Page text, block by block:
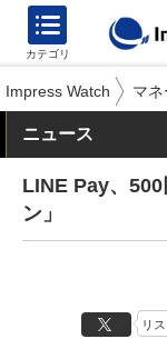
カテゴリ
Impress Watch マネ
ニュース
LINE Pay、
ン」
リス